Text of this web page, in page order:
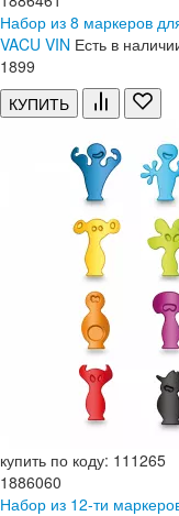
Набор из 8 маркеров
VACU VIN Есть в
1899
КУПИТЬ
купить по коду: 111265
1886060
Набор из 12-ти